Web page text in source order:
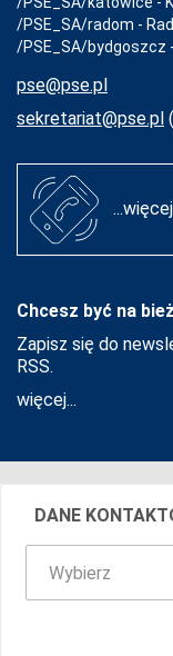
/PSE_SA/radom -
/PSE_SA/bydgoszcz
pse@pse.pl
sekretariat@pse.pl
Chcesz być na
Zapisz się do
RSS.
więcej...
DANE